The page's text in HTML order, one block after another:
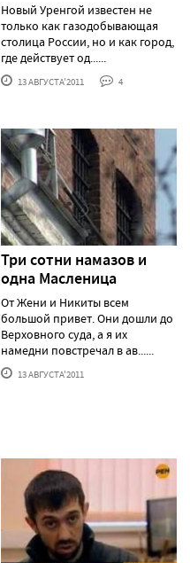
Новый Уренгой известен не
только как газодобывающая
столица России, но и как город,
где действует од......
13 АВГУСТА'2011 4
Три сотни намазов и
одна Масленица
От Жени и Никиты всем
большой привет. Они дошли до
Верховного суда, а я их
намедни повстречал в ав......
13 АВГУСТА'2011